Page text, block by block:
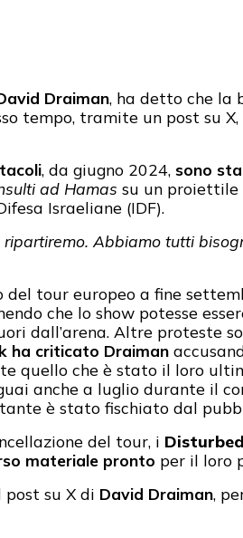
Draiman, ha detto che la
tempo, tramite un post su
, da giugno 2024, sono
ad Hamas su un
Israeliane (IDF).
ripartiremo. Abbiamo tutti
del tour europeo a fine
che lo show potesse
dall’arena. Altre proteste
ha criticato Draiman
quello che è stato il loro
anche a luglio durante il
è stato fischiato dal
del tour, i Disturbed
materiale pronto per il loro
su X di David Draiman,